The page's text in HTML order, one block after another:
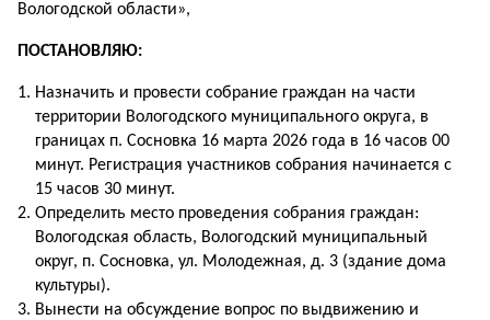
Вологодской области»,
ПОСТАНОВЛЯЮ:
Назначить и провести собрание граждан на части
территории Вологодского муниципального округа, в
границах п. Сосновка 16 марта 2026 года в 16 часов 00
минут. Регистрация участников собрания начинается с
15 часов 30 минут.
Определить место проведения собрания граждан:
Вологодская область, Вологодский муниципальный
округ, п. Сосновка, ул. Молодежная, д. 3 (здание дома
культуры).
Вынести на обсуждение вопрос по выдвижению и